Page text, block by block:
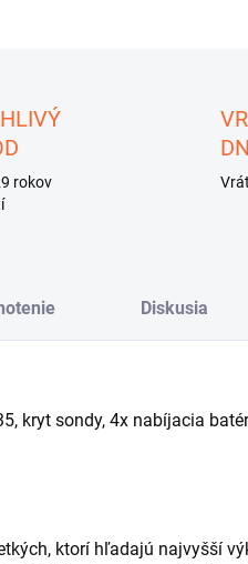
rokov
Diskusia
kryt sondy, 4x nabíjacia
ktorí hľadajú najvyšší